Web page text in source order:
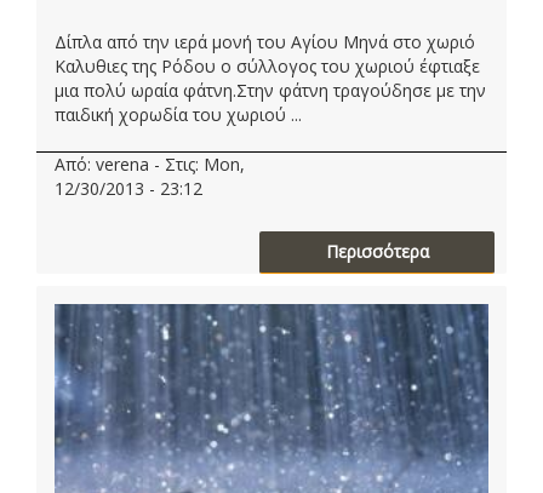
Δίπλα από την ιερά μονή του Αγίου Μηνά στο χωριό
Καλυθιες της Ρόδου ο σύλλογος του χωριού έφτιαξε
μια πολύ ωραία φάτνη.Στην φάτνη τραγούδησε με την
παιδική χορωδία του χωριού ...
Από: verena - Στις: Mon,
12/30/2013 - 23:12
Περισσότερα